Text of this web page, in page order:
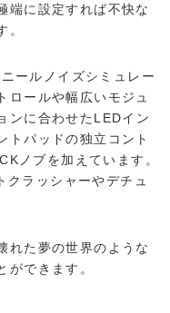
端に設定すれば不快な
。
ールノイズシミュレー
ロールや幅広いモジュ
ンに合わせたLEDイン
トパッドの独立コント
ノブを加えています。
ラッシャーやデチュ
れた夢の世界のような
ができます。